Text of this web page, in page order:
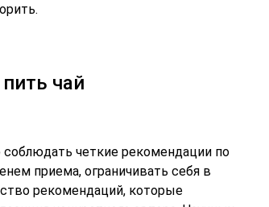
чай
четкие рекомендации по
приема, ограничивать себя в
рекомендаций, которые